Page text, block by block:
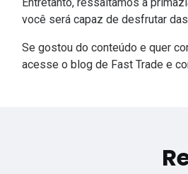
você será capaz de desfrutar
Se gostou do conteúdo e quer
acesse oblog de Fast Trade e